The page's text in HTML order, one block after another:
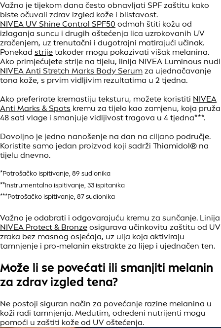
Važno je tijekom dana često obnavljati SPF zaštitu kako
biste očuvali zdrav izgled kože i blistavost.
NIVEA UV Shine Control SPF50 odmah štiti kožu od
izlaganja suncu i drugih oštećenja lica uzrokovanih UV
zračenjem, uz trenutačni i dugotrajni matirajući učinak.
Ponekad strije također mogu pokazivati višak melanina.
Ako primjećujete strije na tijelu, linija NIVEA Luminous nudi
NIVEA Anti Stretch Marks Body Serum za ujednačavanje
tona kože, s prvim vidljivim rezultatima u 2 tjedna.
Ako preferirate kremastiju teksturu, možete koristiti NIVEA
Anti Marks & Spots kremu za tijelo kao zamjenu, koja pruža
48 sati vlage i smanjuje vidljivost tragova u 4 tjedna***.
Dovoljno je jedno nanošenje na dan na ciljano područje.
Koristite samo jedan proizvod koji sadrži Thiamidol® na
tijelu dnevno.
*Potrošačko ispitivanje, 89 sudionika
**Instrumentalno ispitivanje, 33 ispitanika
***Potrošačko ispitivanje, 87 sudionika
Važno je odabrati i odgovarajuću kremu za sunčanje. Linija
NIVEA Protect & Bronze osigurava učinkovitu zaštitu od UV
zraka bez masnog osjećaja, uz ulja koja aktiviraju
tamnjenje i pro-melanin ekstrakte za lijep i ujednačen ten.
Može li se povećati ili smanjiti melanin
za zdrav izgled tena?
Ne postoji siguran način za povećanje razine melanina u
koži radi tamnjenja. Međutim, određeni nutrijenti mogu
pomoći u zaštiti kože od UV oštećenja.